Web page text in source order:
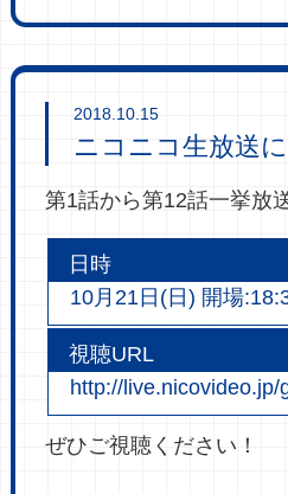
2018.10.15
ニコニコ生放送
第1話から第12話一挙放
日時
10月21日(日) 開場
視聴URL
http://live.nicovideo.jp/
ぜひご視聴ください！